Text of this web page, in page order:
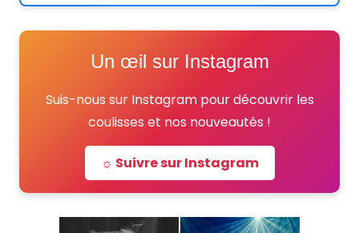
Un œil sur Instagram
Suis-nous sur Instagram pour découvrir les
coulisses et nos nouveautés !
☼ Suivre sur Instagram